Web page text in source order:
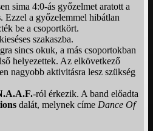
sima 4:0-ás győzelmet aratott a
. Ezzel a győzelemmel hibátlan
be a csoportkört.
szakaszba.
sincs okuk, a más csoportokban
helyezettek. Az elkövetkező
nagyobb aktivitásra lesz szükség
-ról érkezik. A band előadta
dalát, melynek címe Dance Of